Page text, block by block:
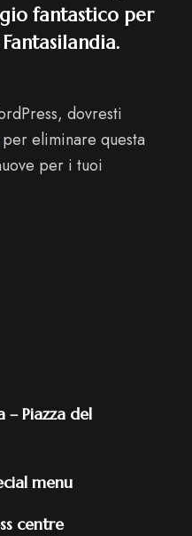
fantastico per
dovresti
per eliminare questa
per i tuoi
– Piazza del
menu
centre